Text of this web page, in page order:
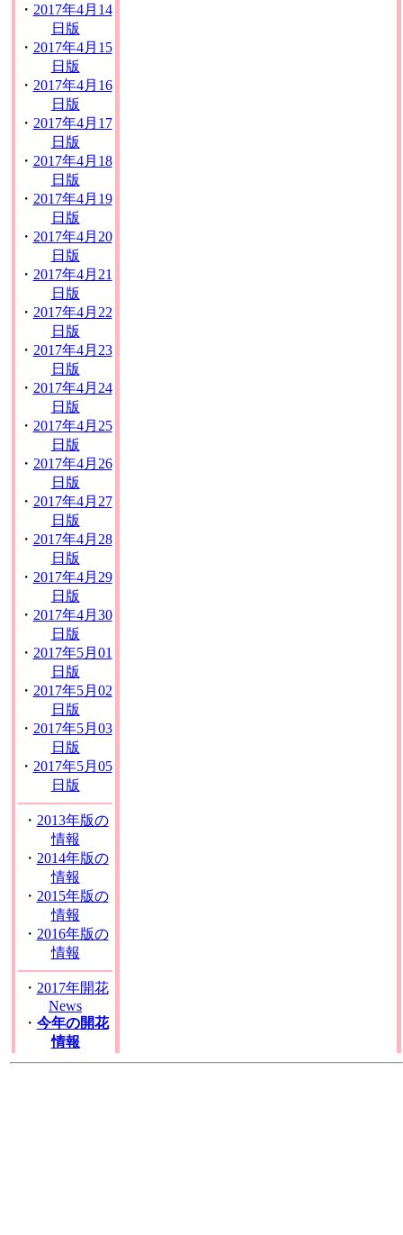
・ 2017年4月14
日版
・ 2017年4月15
日版
・ 2017年4月16
日版
・ 2017年4月17
日版
・ 2017年4月18
日版
・ 2017年4月19
日版
・ 2017年4月20
日版
・ 2017年4月21
日版
・ 2017年4月22
日版
・ 2017年4月23
日版
・ 2017年4月24
日版
・ 2017年4月25
日版
・ 2017年4月26
日版
・ 2017年4月27
日版
・ 2017年4月28
日版
・ 2017年4月29
日版
・ 2017年4月30
日版
・ 2017年5月01
日版
・ 2017年5月02
日版
・ 2017年5月03
日版
・ 2017年5月05
日版
・ 2013年版の
情報
・ 2014年版の
情報
・ 2015年版の
情報
・ 2016年版の
情報
・ 2017年開花
News
・ 今年の開花
情報